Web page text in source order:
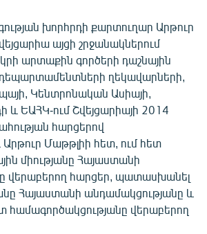
խորհրդի քարտուղար Արթուր
այցի շրջանակներում
արտաքին գործերի դաշնային
ղեկավարների,
Կենտրոնական Ասիայի,
և ԵԱՀԿ-ում Շվեյցարիայի 2014
հարցերով
Մաթթլիի հետ, ում հետ
միությանը Հայաստանի
վերաբերող հարցեր, պատասխանել
Հայաստանի անդամակցությանը և
համագործակցությանը վերաբերող